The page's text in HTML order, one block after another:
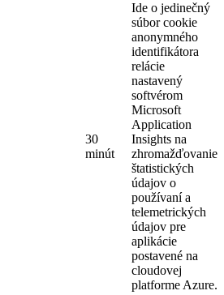
30
minút
Ide o jedinečný
súbor cookie
anonymného
identifikátora
relácie
nastavený
softvérom
Microsoft
Application
Insights na
zhromažďovanie
štatistických
údajov o
používaní a
telemetrických
údajov pre
aplikácie
postavené na
cloudovej
platforme Azure.